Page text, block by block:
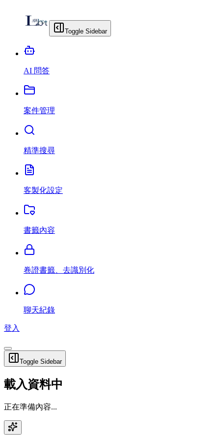
Toggle Sidebar
AI 問答
案件管理
精準搜尋
客製化設定
書籤內容
卷證書籤、去識別化
聊天紀錄
登入
Toggle Sidebar
載入資料中
正在準備內容...